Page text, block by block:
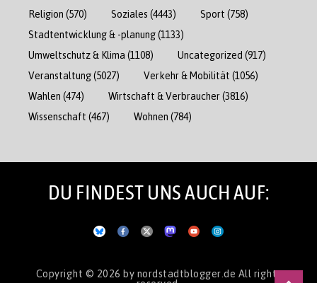
Religion (570) Soziales (4443) Sport (758)
Stadtentwicklung & -planung(1133)
Umweltschutz & Klima (1108) Uncategorized (917)
Veranstaltung(5027) Verkehr & Mobilität (1056)
Wahlen (474) Wirtschaft & Verbraucher(3816)
Wissenschaft (467) Wohnen (784)
DU FINDEST UNS AUCH AUF:
Copyright © 2026 by nordstadtblogger.de All rights